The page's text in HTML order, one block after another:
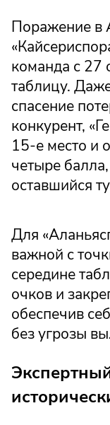
Поражение в
команда с 27
таблицу.
спасение
конкурент,
15-е место и
четыре
оставшийся
Для
важной с
середине
очков и
обеспечив
без угрозы